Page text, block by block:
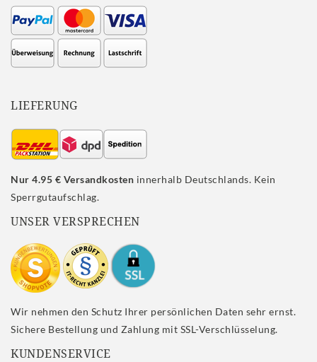
LIEFERUNG
Nur 4.95 € Versandkosten innerhalb Deutschlands. Kein
Sperrgutaufschlag.
UNSER VERSPRECHEN
Wir nehmen den Schutz Ihrer persönlichen Daten sehr ernst.
Sichere Bestellung und Zahlung mit SSL-Verschlüsselung.
KUNDENSERVICE